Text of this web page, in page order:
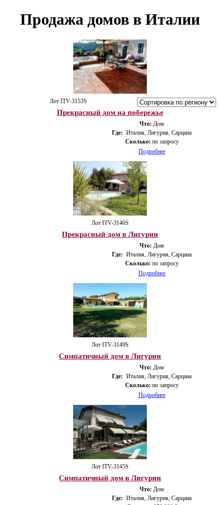
Продажа домов в Италии
Лот ITV-3153S
Прекрасный дом на побережье
Что: Дом
Где: Италия, Лигурия, Сарцана
Сколько: по запросу
Подробнее
Лот ITV-3146S
Прекрасный дом в Лигурии
Что: Дом
Где: Италия, Лигурия, Сарцана
Сколько: по запросу
Подробнее
Лот ITV-3149S
Симпатичный дом в Лигурии
Что: Дом
Где: Италия, Лигурия, Сарцана
Сколько: по запросу
Подробнее
Лот ITV-3145S
Симпатичный дом в Лигурии
Что: Дом
Где: Италия, Лигурия, Сарцана